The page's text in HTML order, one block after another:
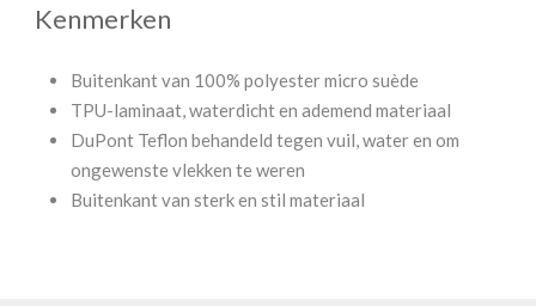
Kenmerken
Buitenkant van 100% polyester micro suède
TPU-laminaat, waterdicht en ademend materiaal
DuPont Teflon behandeld tegen vuil, water en om
ongewenste vlekken te weren
Buitenkant van sterk en stil materiaal